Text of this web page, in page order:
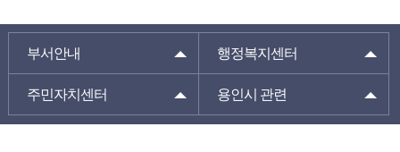
부서안내 행정복지센터
주민자치센터 용인시 관련